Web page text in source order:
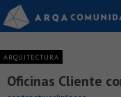
ARQUITECTURA
Oficinas Cliente